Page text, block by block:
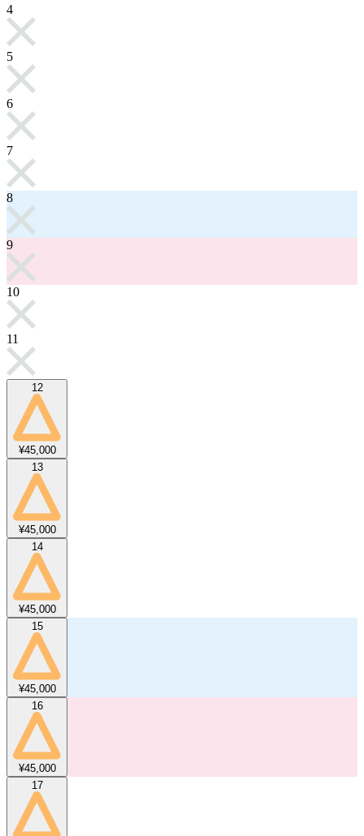
4
5
6
7
8
9
10
11
12
¥45,000
13
¥45,000
14
¥45,000
15
¥45,000
16
¥45,000
17